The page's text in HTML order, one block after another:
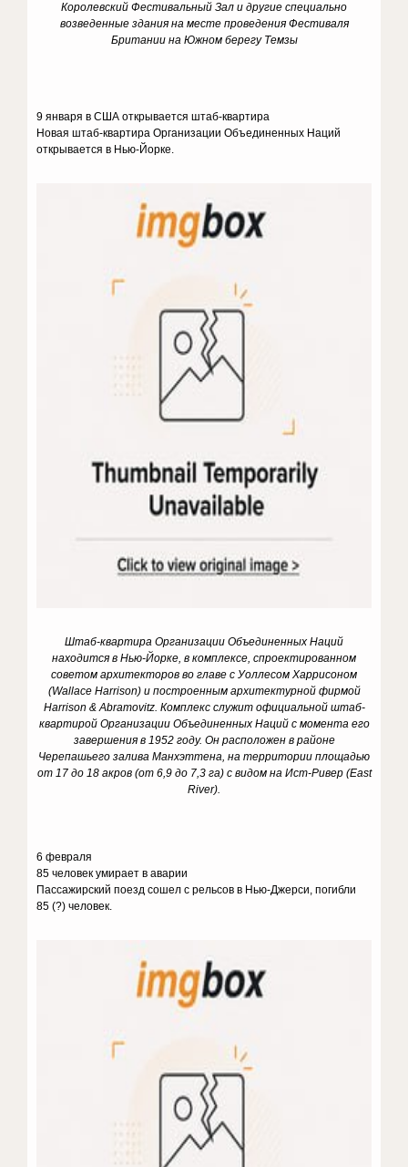
Королевский Фестивальный Зал и другие специально
возведенные здания на месте проведения Фестиваля
Британии на Южном берегу Темзы
9 января в США открывается штаб-квартира
Новая штаб-квартира Организации Объединенных Наций
открывается в Нью-Йорке.
Штаб-квартира Организации Объединенных Наций
находится в Нью-Йорке, в комплексе, спроектированном
советом архитекторов во главе с Уоллесом Харрисоном
(Wallace Harrison) и построенным архитектурной фирмой
Harrison & Abramovitz. Комплекс служит официальной штаб-
квартирой Организации Объединенных Наций с момента его
завершения в 1952 году. Он расположен в районе
Черепашьего залива Манхэттена, на территории площадью
от 17 до 18 акров (от 6,9 до 7,3 га) с видом на Ист-Ривер (East
River).
6 февраля
85 человек умирает в аварии
Пассажирский поезд сошел с рельсов в Нью-Джерси, погибли
85 (?) человек.